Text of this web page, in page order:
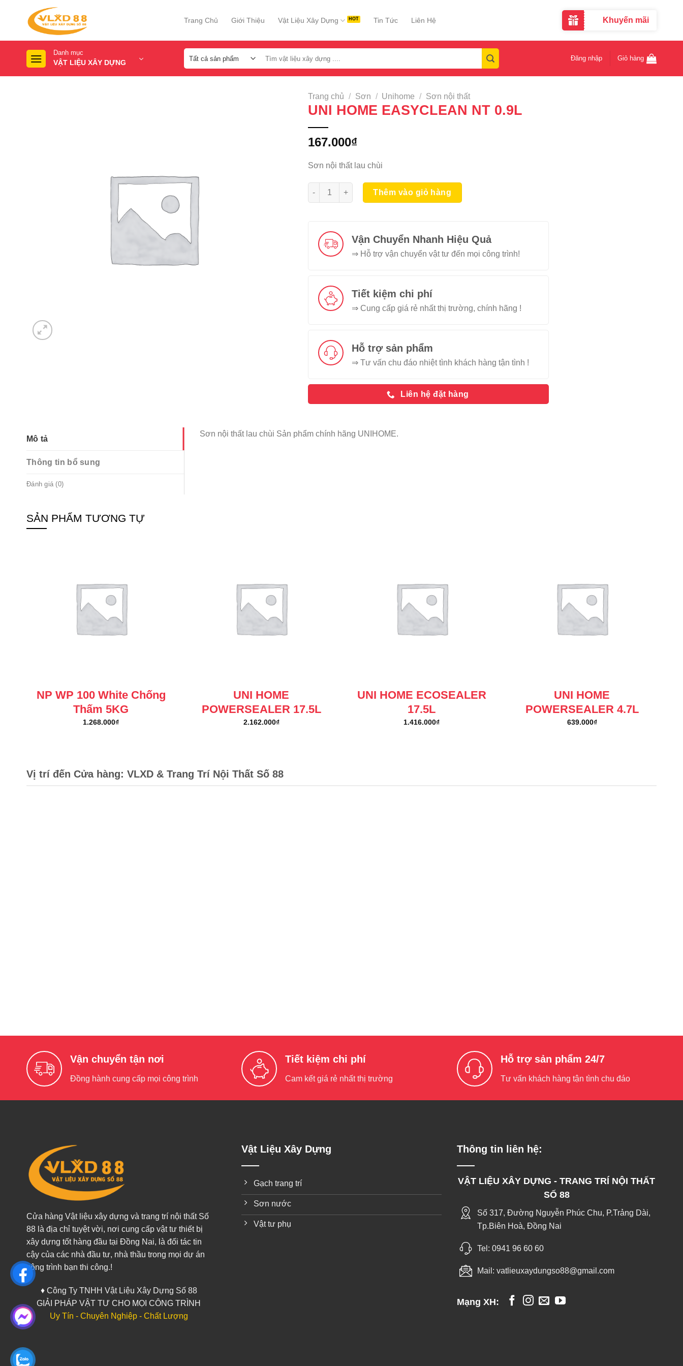
Trang Chủ Giới Thiệu Vật Liệu Xây Dựng Tin Tức Liên Hệ Khuyến mãi
Danh mục
VẬT LIỆU XÂY DỰNG
kiếm:
Đăng nhập Giỏ hàng
Trang chủ / Sơn / Unihome / Sơn nội thất
UNI HOME EASYCLEAN NT 0.9L
167.000₫
Sơn nội thất lau chùi
UNI HOME EASYCLEAN NT 0.9L số lượng
Thêm vào giỏ hàng
Vận Chuyển Nhanh Hiệu Quả
⇒ Hỗ trợ vận chuyển vật tư đến mọi công trình!
Tiết kiệm chi phí
⇒ Cung cấp giá rẻ nhất thị trường, chính hãng !
Hỗ trợ sản phẩm
⇒ Tư vấn chu đáo nhiệt tình khách hàng tận tình !
Liên hệ đặt hàng
Mô tả
Thông tin bổ sung
Đánh giá (0)
Sơn nội thất lau chùi Sản phẩm chính hãng UNIHOME.
SẢN PHẨM TƯƠNG TỰ
NP WP 100 White Chống
Thấm 5KG
1.268.000₫
UNI HOME
POWERSEALER 17.5L
2.162.000₫
UNI HOME ECOSEALER
17.5L
1.416.000₫
UNI HOME
POWERSEALER 4.7L
639.000₫
Vị trí đến Cửa hàng: VLXD & Trang Trí Nội Thất Số 88
Vận chuyển tận nơi
Đồng hành cung cấp mọi công trình
Tiết kiệm chi phí
Cam kết giá rẻ nhất thị trường
Hỗ trợ sản phẩm 24/7
Tư vấn khách hàng tận tình chu đáo
Cửa hàng Vật liệu xây dựng và trang trí nội thất Số
88 là địa chỉ tuyệt vời, nơi cung cấp vật tư thiết bị
xây dựng tốt hàng đầu tại Đồng Nai, là đối tác tin
cậy của các nhà đầu tư, nhà thầu trong mọi dự án
công trình bạn thi công.!
♦ Công Ty TNHH Vật Liệu Xây Dựng Số 88
GIẢI PHÁP VẬT TƯ CHO MỌI CÔNG TRÌNH
Uy Tín - Chuyên Nghiệp - Chất Lượng
Vật Liệu Xây Dựng
Gạch trang trí
Sơn nước
Vật tư phụ
Thông tin liên hệ:
VẬT LIỆU XÂY DỰNG - TRANG TRÍ NỘI THẤT
SỐ 88
Số 317, Đường Nguyễn Phúc Chu, P.Trảng Dài,
Tp.Biên Hoà, Đồng Nai
Tel: 0941 96 60 60
Mail: vatlieuxaydungso88@gmail.com
Mạng XH: